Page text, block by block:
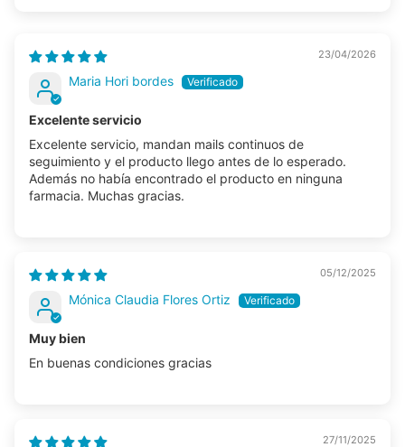
23/04/2026
Maria Hori bordes
Excelente servicio
Excelente servicio, mandan mails continuos de
seguimiento y el producto llego antes de lo esperado.
Además no había encontrado el producto en ninguna
farmacia. Muchas gracias.
05/12/2025
Mónica Claudia Flores Ortiz
Muy bien
En buenas condiciones gracias
27/11/2025